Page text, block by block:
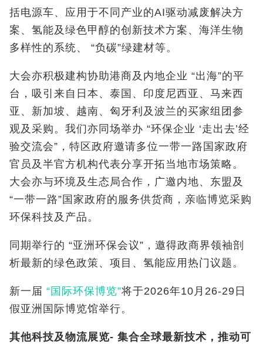
括电源车、应用于不同产业的AI驱动减废解决方
案、氢能及绿色甲醇的创新技术方案、海洋生物
多样性的系统、 “负碳”绿建材等。
大会亦积极建构协助港商及内地企业 “出海”的平
台，吸引来自日本、泰国、印度尼西亚、马来西
亚、新加坡、越南、匈牙利及波兰的买家组团参
观及采购。我们亦同场举办 “环保企业 ‘走出去’经
验交流会”，特区政府邀请多位一带一路国家政府
官员及半官方机构代表分享开拓当地市场策略。
大会亦与环境及生态局合作，广邀内地、东盟及
“一带一路”国家政府的服务供货商，亲临博览采购
环保科技及产品。
同期举行的 “亚洲环保会议”，邀得政商界领袖剖
析最新的绿色政策、项目、氢能应用热门议题。
新一届 “国际环保博览”将于2026年10月26-29日
假亚洲国际博览馆举行。
其他科技及物流展览- 集合全球最新技术，推动可